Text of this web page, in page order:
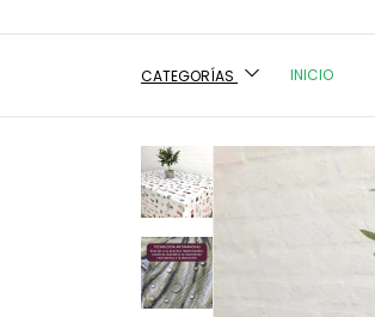
CATEGORÍAS INICIO